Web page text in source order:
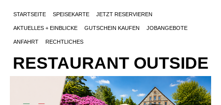
STARTSEITE SPEISEKARTE JETZT RESERVIEREN
AKTUELLES + EINBLICKE GUTSCHEIN KAUFEN JOBANGEBOTE
ANFAHRT RECHTLICHES
RESTAURANT OUTSIDE